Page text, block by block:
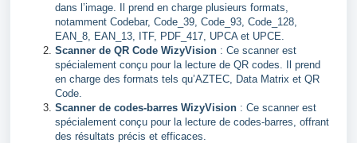
dans l’image. Il prend en charge plusieurs formats,
notamment Codebar, Code_39, Code_93, Code_128,
EAN_8, EAN_13, ITF, PDF_417, UPCA et UPCE.
Scanner de QR Code WizyVision : Ce scanner est
spécialement conçu pour la lecture de QR codes. Il prend
en charge des formats tels qu’AZTEC, Data Matrix et QR
Code.
Scanner de codes-barres WizyVision : Ce scanner est
spécialement conçu pour la lecture de codes-barres, offrant
des résultats précis et efficaces.